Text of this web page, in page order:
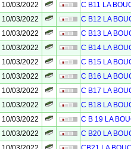
10/03/2022
C B11 LA
10/03/2022
C B12 LA
10/03/2022
C B13 LA
10/03/2022
C B14 LA
10/03/2022
C B15 LA
10/03/2022
C B16 LA
10/03/2022
C B17 LA
10/03/2022
C B18 LA
10/03/2022
C B 19 LA
10/03/2022
C B20 LA